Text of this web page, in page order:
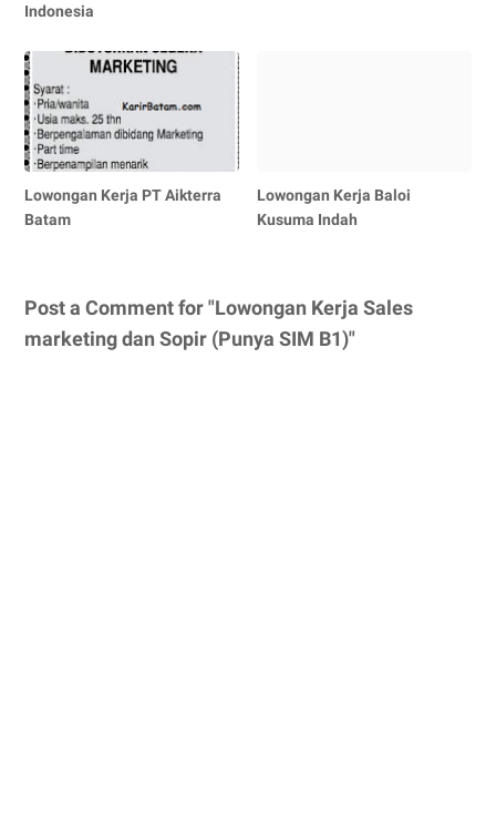
Indonesia
Lowongan Kerja PT Aikterra
Batam
Lowongan Kerja Baloi
Kusuma Indah
Post a Comment for "Lowongan Kerja Sales
marketing dan Sopir (Punya SIM B1)"